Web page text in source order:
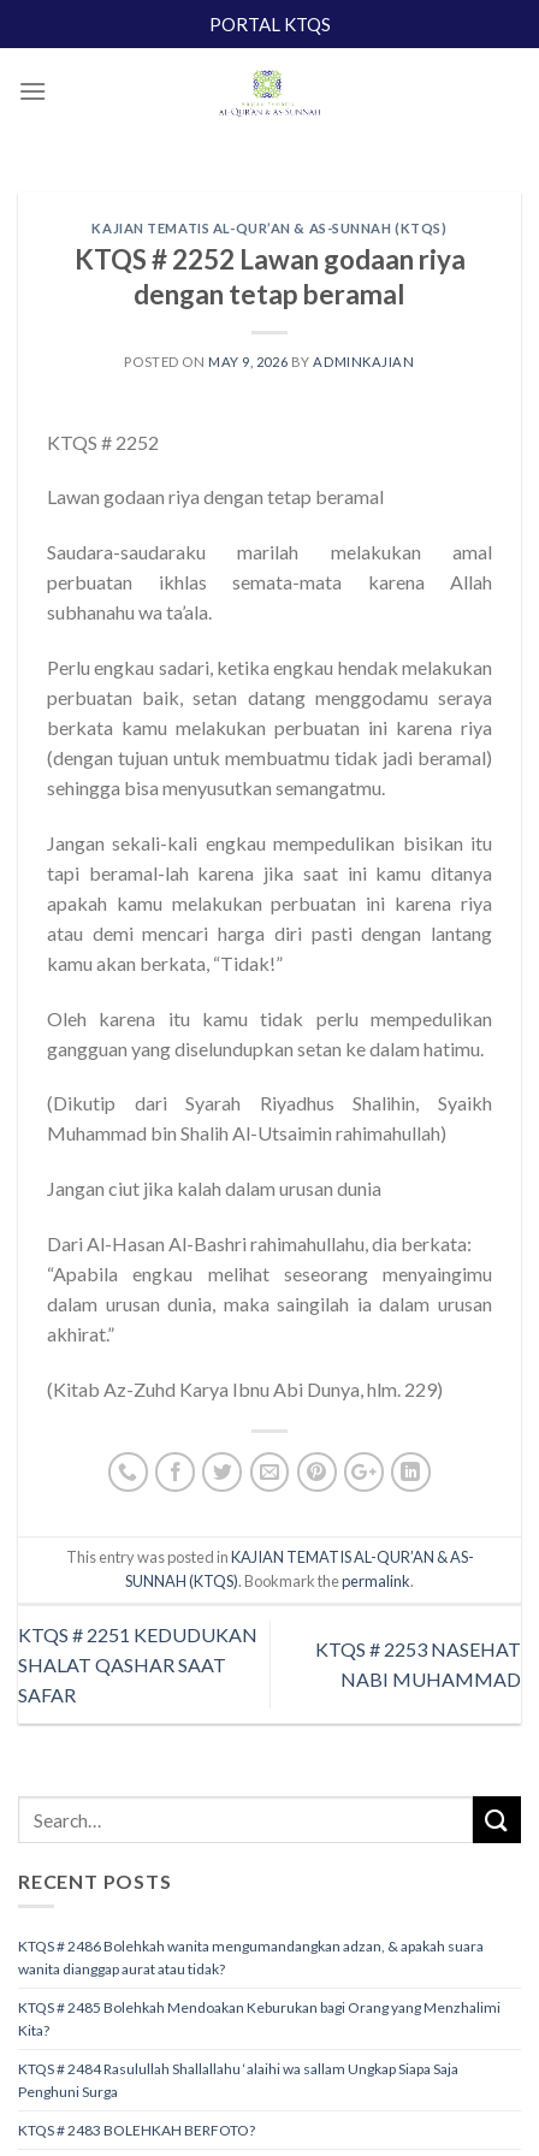
to
PORTAL KTQS
KAJIAN TEMATIS AL-QUR’AN & AS-SUNNAH (KTQS)
KTQS # 2252 Lawan godaan riya
dengan tetap beramal
POSTED ON MAY 9, 2026 BY ADMINKAJIAN
KTQS # 2252
Lawan godaan riya dengan tetap beramal
Saudara-saudaraku marilah melakukan amal
perbuatan ikhlas semata-mata karena Allah
subhanahu wa ta’ala.
Perlu engkau sadari, ketika engkau hendak melakukan
perbuatan baik, setan datang menggodamu seraya
berkata kamu melakukan perbuatan ini karena riya
(dengan tujuan untuk membuatmu tidak jadi beramal)
sehingga bisa menyusutkan semangatmu.
Jangan sekali-kali engkau mempedulikan bisikan itu
tapi beramal-lah karena jika saat ini kamu ditanya
apakah kamu melakukan perbuatan ini karena riya
atau demi mencari harga diri pasti dengan lantang
kamu akan berkata, “Tidak!”
Oleh karena itu kamu tidak perlu mempedulikan
gangguan yang diselundupkan setan ke dalam hatimu.
(Dikutip dari Syarah Riyadhus Shalihin, Syaikh
Muhammad bin Shalih Al-Utsaimin rahimahullah)
Jangan ciut jika kalah dalam urusan dunia
Dari Al-Hasan Al-Bashri rahimahullahu, dia berkata:
“Apabila engkau melihat seseorang menyaingimu
dalam urusan dunia, maka saingilah ia dalam urusan
akhirat.”
(Kitab Az-Zuhd Karya Ibnu Abi Dunya, hlm. 229)
This entry was posted inKAJIAN TEMATIS AL-QUR’AN & AS-
SUNNAH (KTQS). Bookmark thepermalink.
KTQS # 2251 KEDUDUKAN
SHALAT QASHAR SAAT
SAFAR
KTQS # 2253 NASEHAT
NABI MUHAMMAD
RECENT POSTS
KTQS # 2486 Bolehkah wanita mengumandangkan adzan, & apakah suara
wanita dianggap aurat atau tidak?
KTQS # 2485 Bolehkah Mendoakan Keburukan bagi Orang yang Menzhalimi
Kita?
KTQS # 2484 Rasulullah Shallallahu ‘alaihi wa sallam Ungkap Siapa Saja
Penghuni Surga
KTQS # 2483 BOLEHKAH BERFOTO?